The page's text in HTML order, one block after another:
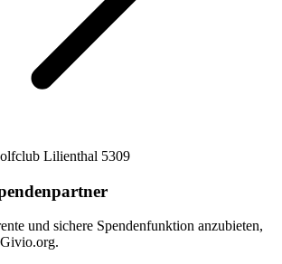
Lilienthal 5309
und sichere Spendenfunktion anzubieten,